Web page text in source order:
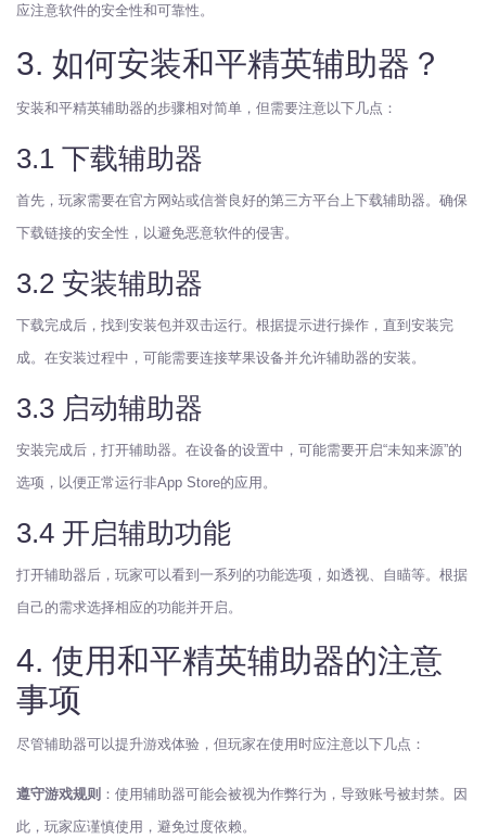
应注意软件的安全性和可靠性。
3. 如何安装和平精英辅助器？
安装和平精英辅助器的步骤相对简单，但需要注意以下几点：
3.1 下载辅助器
首先，玩家需要在官方网站或信誉良好的第三方平台上下载辅助器。确保
下载链接的安全性，以避免恶意软件的侵害。
3.2 安装辅助器
下载完成后，找到安装包并双击运行。根据提示进行操作，直到安装完
成。在安装过程中，可能需要连接苹果设备并允许辅助器的安装。
3.3 启动辅助器
安装完成后，打开辅助器。在设备的设置中，可能需要开启“未知来源”的
选项，以便正常运行非App Store的应用。
3.4 开启辅助功能
打开辅助器后，玩家可以看到一系列的功能选项，如透视、自瞄等。根据
自己的需求选择相应的功能并开启。
4. 使用和平精英辅助器的注意
事项
尽管辅助器可以提升游戏体验，但玩家在使用时应注意以下几点：
遵守游戏规则 ：使用辅助器可能会被视为作弊行为，导致账号被封禁。因
此，玩家应谨慎使用，避免过度依赖。